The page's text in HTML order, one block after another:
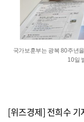
국가보훈부는 광복 80주년
10일
[위즈경제] 전희수 기